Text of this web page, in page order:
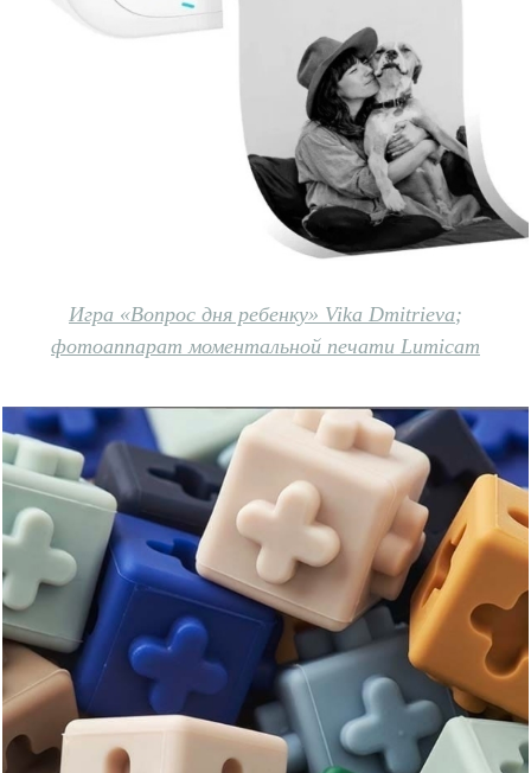
Игра «Вопрос дня ребенку» Vika Dmitrieva;
фотоаппарат моментальной печати Lumicam